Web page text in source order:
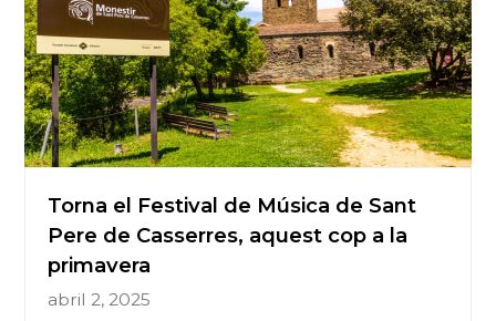
Torna el Festival de Música de Sant
Pere de Casserres, aquest cop a la
primavera
abril 2, 2025